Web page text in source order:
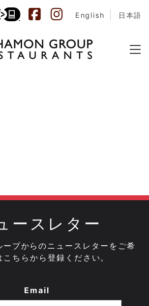
English 日本語
ースレター
プからのニュースレターをご希
こちらから登録ください。
Email